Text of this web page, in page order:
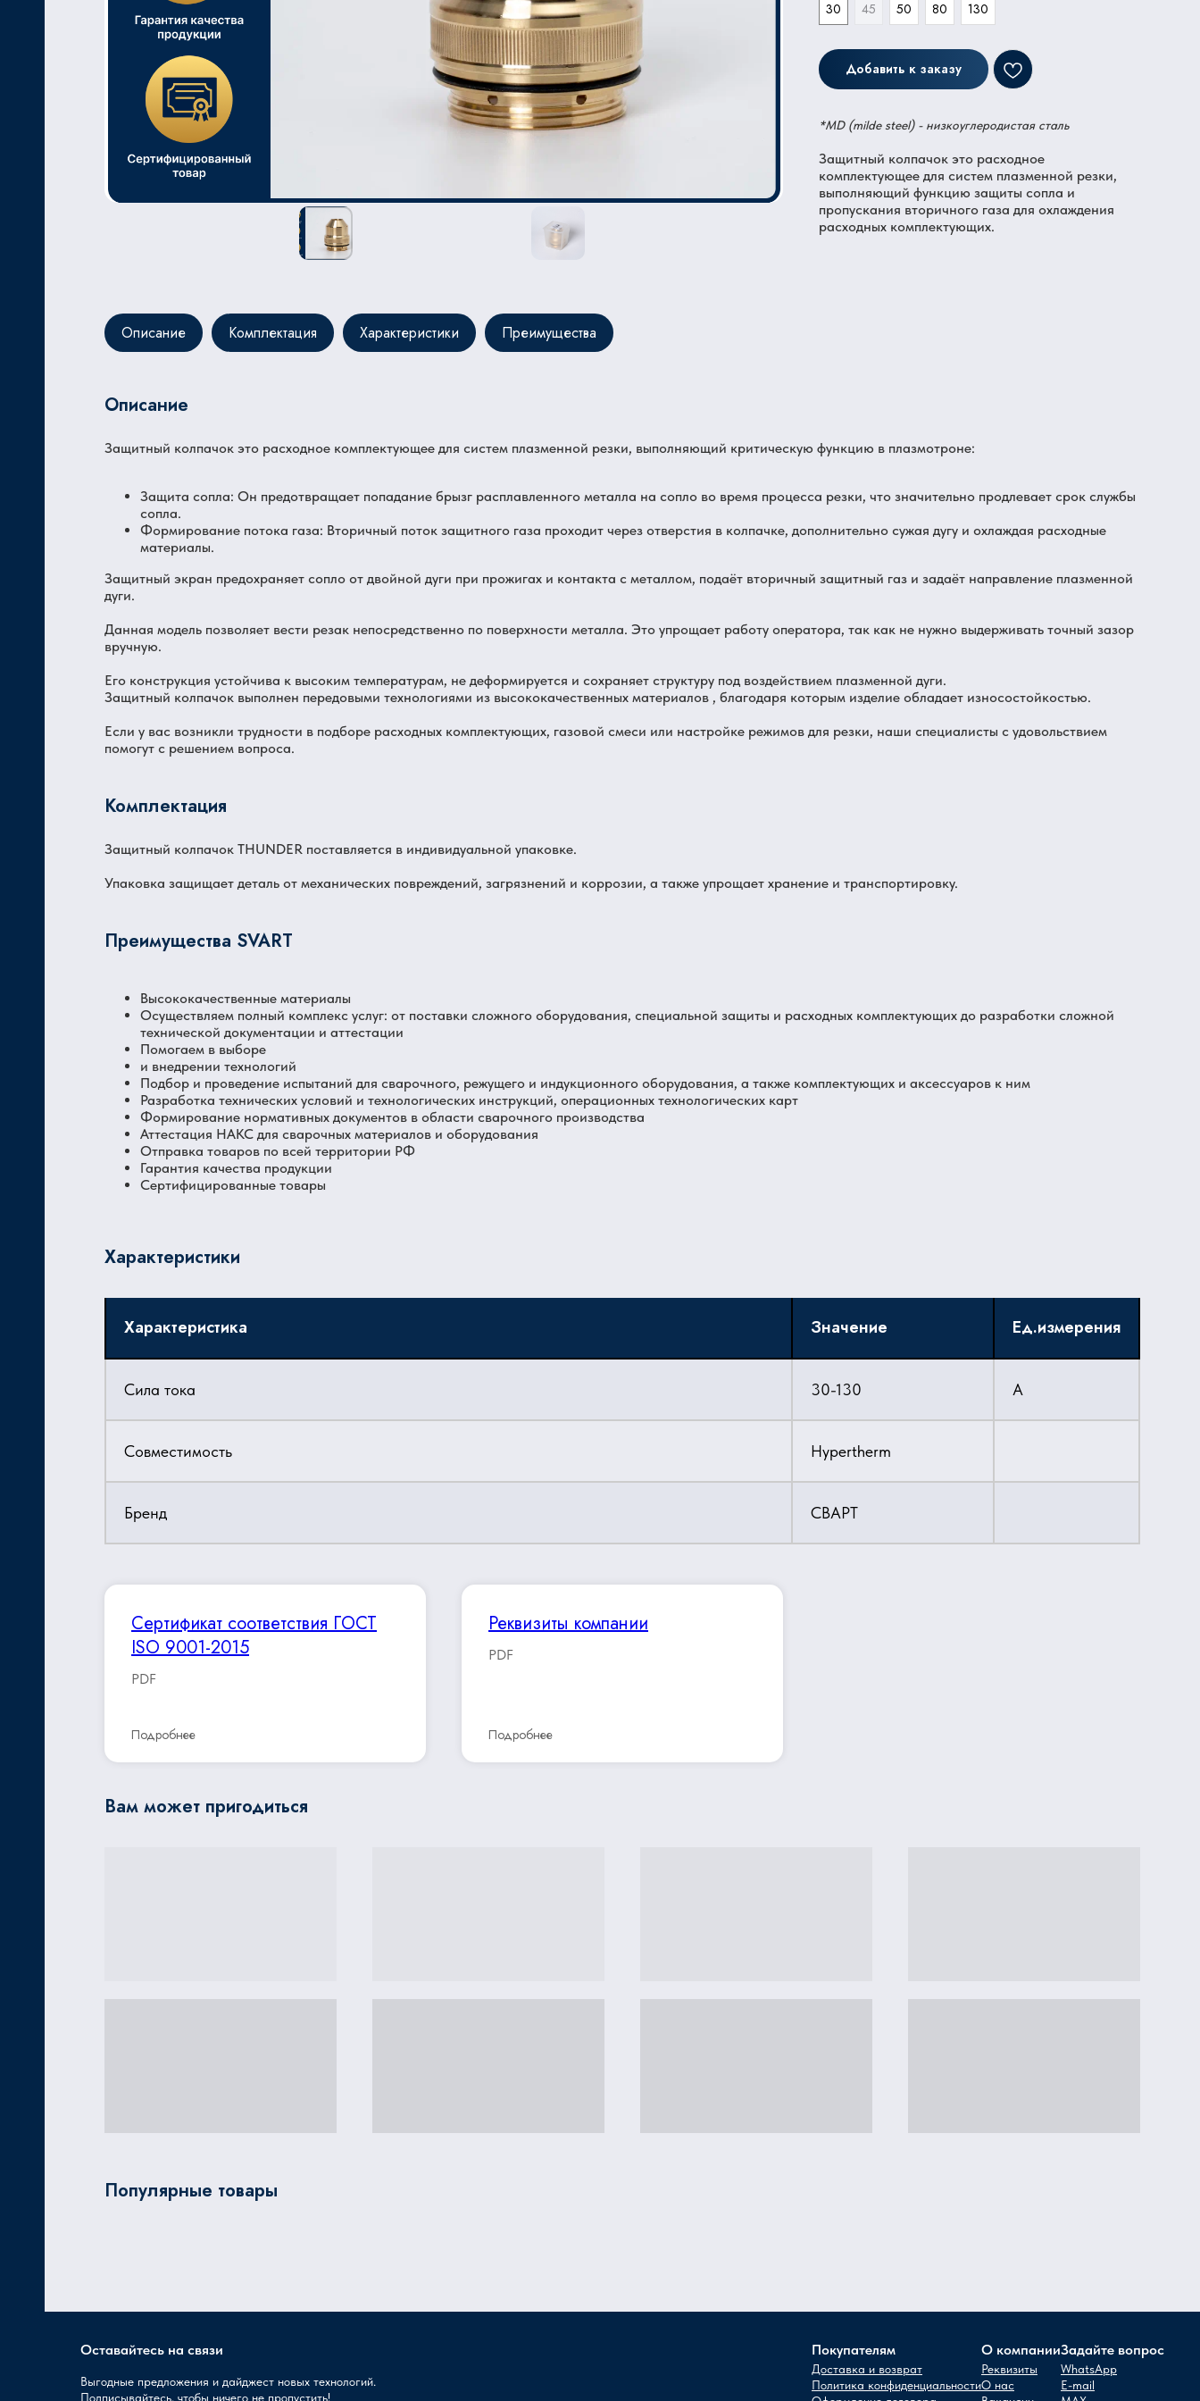
30
45 50 80 130
Добавить к заказу
*MD (milde steel) - низкоуглеродистая сталь
Защитный колпачок это расходное
комплектующее для систем плазменной резки,
выполняющий функцию защиты сопла и
пропускания вторичного газа для охлаждения
расходных комплектующих.
Описание Комплектация Характеристики Преимущества
Описание
Защитный колпачок это расходное комплектующее для систем плазменной резки, выполняющий критическую функцию в плазмотроне:
Защита сопла: Он предотвращает попадание брызг расплавленного металла на сопло во время процесса резки, что значительно продлевает срок службы
сопла.
Формирование потока газа: Вторичный поток защитного газа проходит через отверстия в колпачке, дополнительно сужая дугу и охлаждая расходные
материалы.
Защитный экран предохраняет сопло от двойной дуги при прожигах и контакта с металлом, подаёт вторичный защитный газ и задаёт направление плазменной
дуги.
Данная модель позволяет вести резак непосредственно по поверхности металла. Это упрощает работу оператора, так как не нужно выдерживать точный зазор
вручную.
Его конструкция устойчива к высоким температурам, не деформируется и сохраняет структуру под воздействием плазменной дуги.
Защитный колпачок выполнен передовыми технологиями из высококачественных материалов , благодаря которым изделие обладает износостойкостью.
Если у вас возникли трудности в подборе расходных комплектующих, газовой смеси или настройке режимов для резки, наши специалисты с удовольствием
помогут с решением вопроса.
Комплектация
Защитный колпачок THUNDER поставляется в индивидуальной упаковке.
Упаковка защищает деталь от механических повреждений, загрязнений и коррозии, а также упрощает хранение и транспортировку.
Преимущества SVART
Высококачественные материалы
Осуществляем полный комплекс услуг: от поставки сложного оборудования, специальной защиты и расходных комплектующих до разработки сложной
технической документации и аттестации
Помогаем в выборе
и внедрении технологий
Подбор и проведение испытаний для сварочного, режущего и индукционного оборудования, а также комплектующих и аксессуаров к ним
Разработка технических условий и технологических инструкций, операционных технологических карт
Формирование нормативных документов в области сварочного производства
Аттестация НАКС для сварочных материалов и оборудования
Отправка товаров по всей территории РФ
Гарантия качества продукции
Сертифицированные товары
Характеристики
Характеристика Значение Ед.измерения
Сила тока 30-130 A
Совместимость Hypertherm
Бренд СВАРТ
Сертификат соответствия ГОСТ
ISO 9001-2015
PDF
Подробнее
Реквизиты компании
PDF
Подробнее
Вам может пригодиться
Популярные товары
Оставайтесь на связи
Выгодные предложения и дайджест новых технологий.
Подписывайтесь, чтобы ничего не пропустить!
Покупателям
Доставка и возврат
Политика конфиденциальности
О компании
Реквизиты
О нас
Задайте вопрос
WhatsApp
E-mail